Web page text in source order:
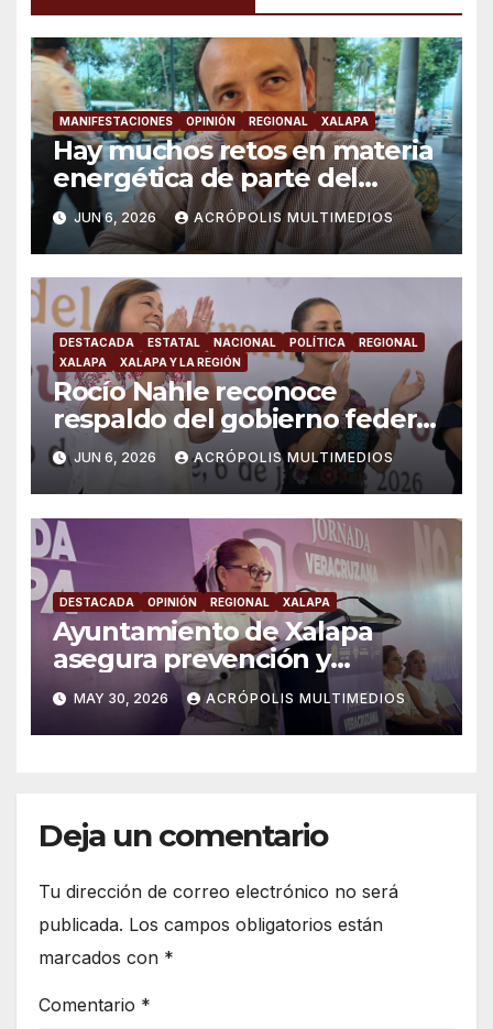
MANIFESTACIONES OPINIÓN REGIONAL XALAPA
Hay muchos retos en materia
energética de parte del
gobierno: “Movimiento de
Lucha Social”
JUN 6, 2026 ACRÓPOLIS MULTIMEDIOS
DESTACADA ESTATAL NACIONAL POLÍTICA
REGIONAL
XALAPA
XALAPA Y LA REGIÓN
Rocío Nahle reconoce
respaldo del gobierno federal
en beneficio de los jóvenes
JUN 6, 2026 ACRÓPOLIS MULTIMEDIOS
DESTACADA OPINIÓN REGIONAL XALAPA
Ayuntamiento de Xalapa
asegura prevención y
atención a violencia de
género
MAY 30, 2026 ACRÓPOLIS MULTIMEDIOS
Deja un comentario
Tu dirección de correo electrónico no será
publicada. Los campos obligatorios están
marcados con *
Comentario *